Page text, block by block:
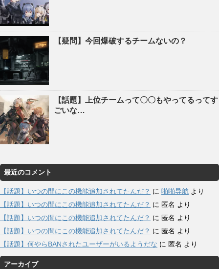
【疑問】今回爆破するチームないの？
【話題】上位チームって〇〇もやってるってす
ごいな…
最近のコメント
【話題】いつの間にこの機能追加されてたんだ？ に 啪啪导航 より
【話題】いつの間にこの機能追加されてたんだ？ に 匿名 より
【話題】いつの間にこの機能追加されてたんだ？ に 匿名 より
【話題】いつの間にこの機能追加されてたんだ？ に 匿名 より
【話題】何やらBANされたユーザーがいるようだな に 匿名 より
アーカイブ